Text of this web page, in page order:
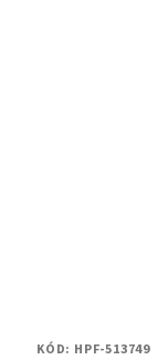
KÓD: HPF-513749